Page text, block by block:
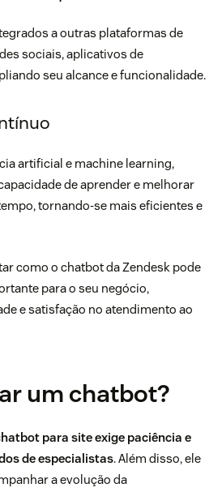
a outras plataformas de
sociais, aplicativos de
seu alcance e funcionalidade.
artificial e machine learning,
de aprender e melhorar
tornando-se mais eficientes e
como o chatbot da Zendesk pode
para o seu negócio,
e satisfação no atendimento ao
um chatbot?
para siteexige paciência e
de especialistas. Além disso, ele
a evolução da